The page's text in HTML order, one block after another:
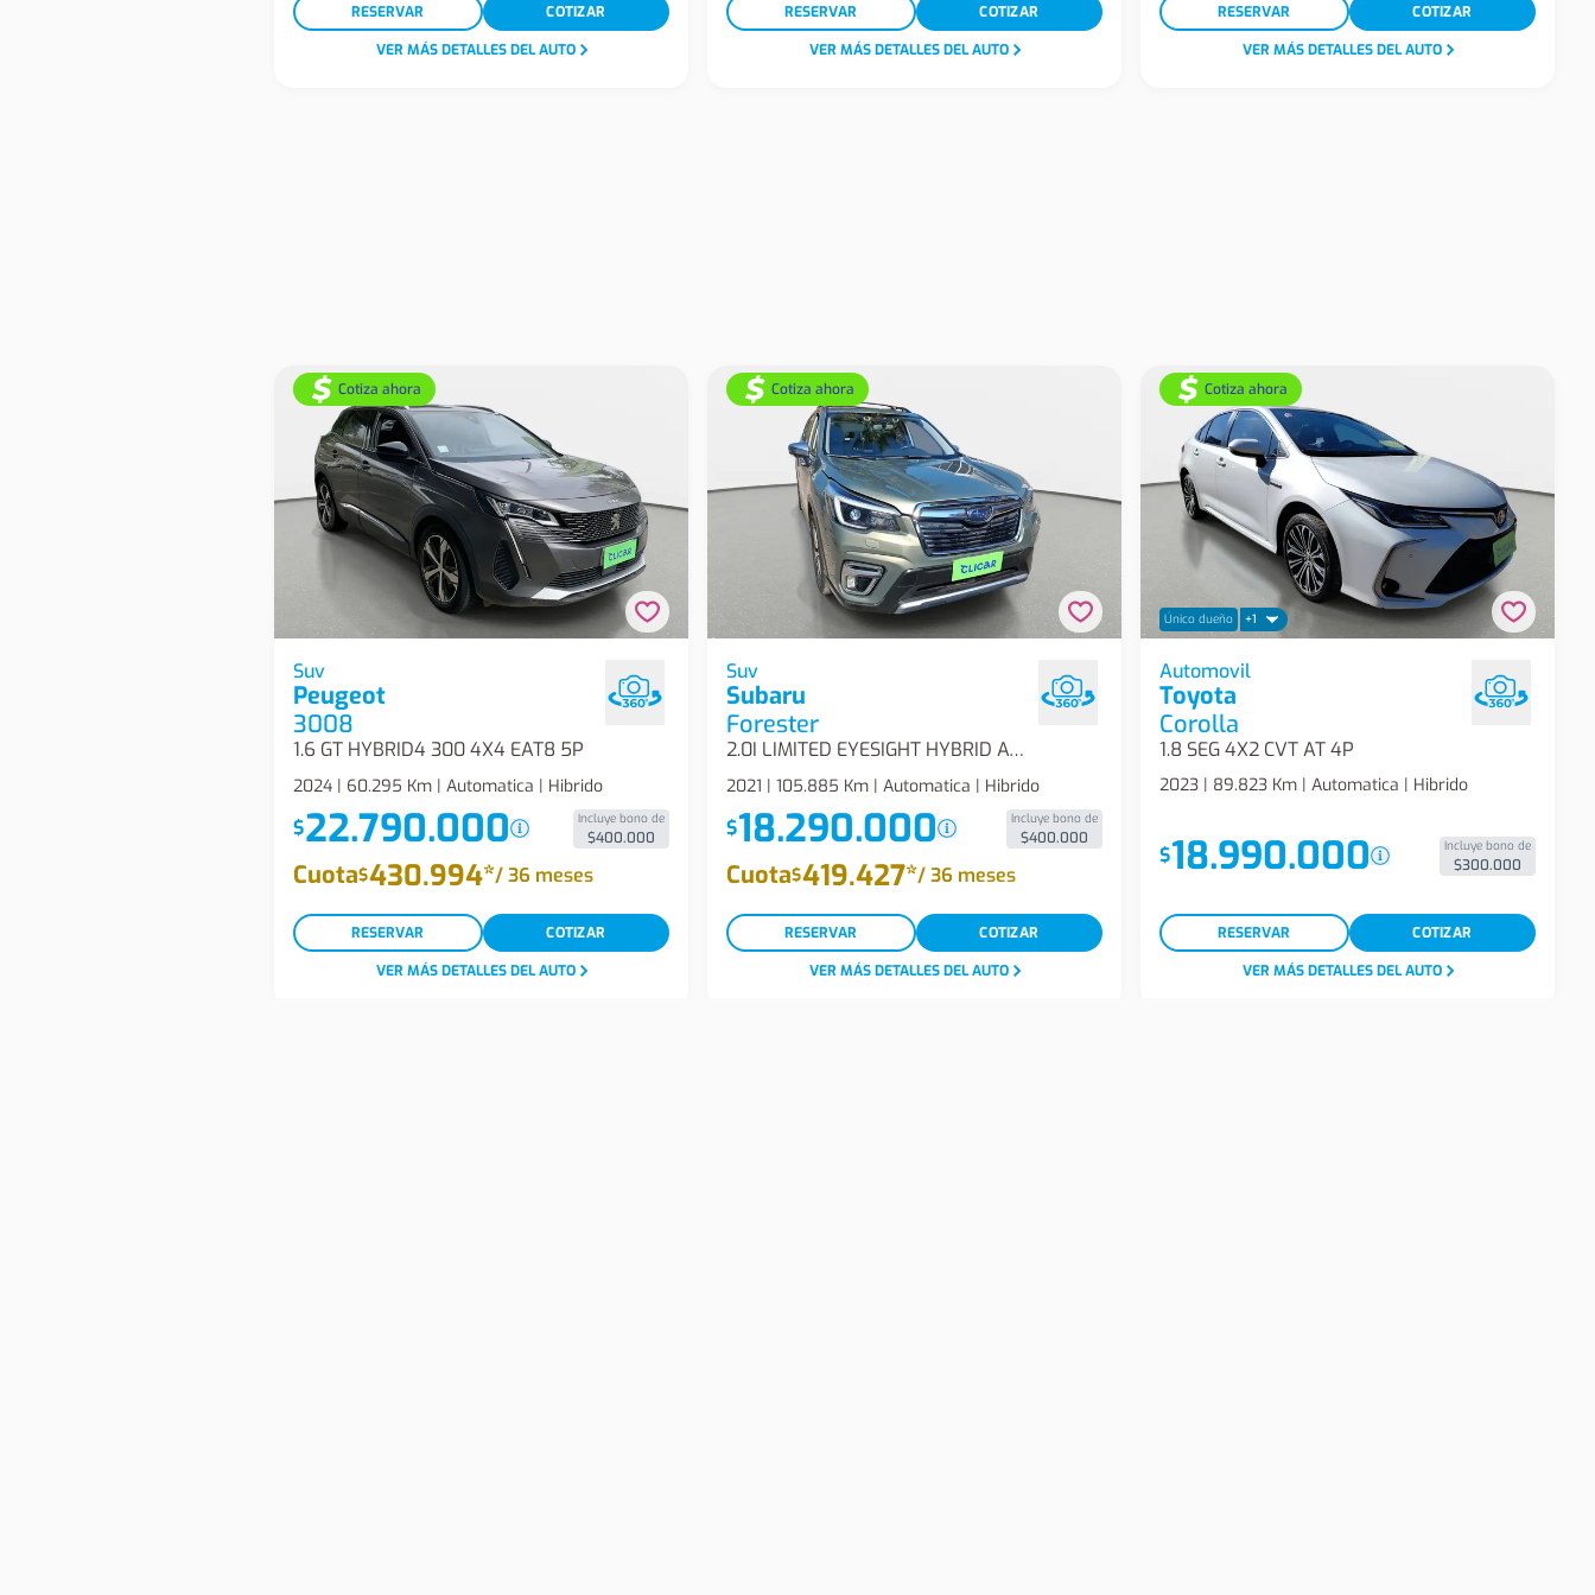
RESERVAR
COTIZAR
VER MÁS DETALLES DEL AUTO
RESERVAR
COTIZAR
VER MÁS DETALLES DEL AUTO
RESERVAR
COTIZAR
VER MÁS DETALLES DEL AUTO
Cotiza ahora
Peugeot 3008 1.6 Gt Hybrid4 300 4x4 Eat8
5p Suv
Suv
Peugeot
3008
1.6 GT HYBRID4 300 4X4 EAT8 5P
2024 | 60.295 Km | Automatica | Hibrido
$22.790.000 Incluye bono de
$400.000
Cuota$430.994*/36 meses
RESERVAR
COTIZAR
VER MÁS DETALLES DEL AUTO
Cotiza ahora
Subaru Forester 2.0i Limited Eyesight Hybrid
Awd Cvt At 5p Suv
Suv
Subaru
Forester
2.0I LIMITED EYESIGHT HYBRID AWD CVT AT 5P
2021 | 105.885 Km | Automatica | Hibrido
$18.290.000 Incluye bono de
$400.000
Cuota$419.427*/36 meses
RESERVAR
COTIZAR
VER MÁS DETALLES DEL AUTO
Cotiza ahora
Único dueño +1
Toyota Corolla 1.8 Seg 4x2 Cvt At 4p
Automovil
Automovil
Toyota
Corolla
1.8 SEG 4X2 CVT AT 4P
2023 | 89.823 Km | Automatica | Hibrido
$18.990.000 Incluye bono de
$300.000
RESERVAR
COTIZAR
VER MÁS DETALLES DEL AUTO